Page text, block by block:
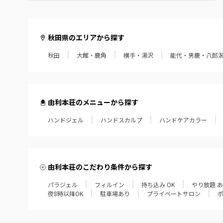
秋田県のエリアから探す
秋田 大館・鹿角 横手・湯沢 能代・男鹿・八郎
由利本荘のメニューから探す
ハンドジェル ハンドスカルプ ハンドケアカラー
由利本荘のこだわり条件から探す
パラジェル フィルイン 持ち込み OK
やり放題
夜8時以降OK
駐車場あり プライベートサロン